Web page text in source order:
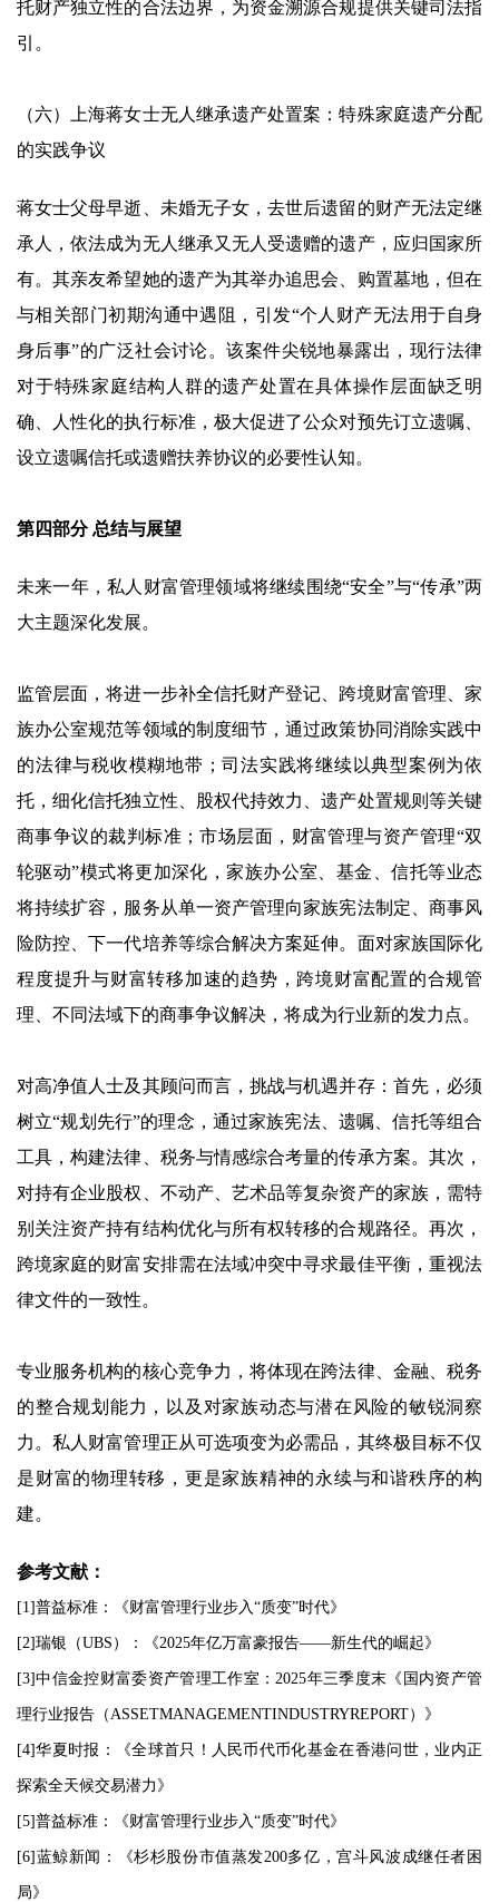
托财产独立性的合法边界，为资金溯源合规提供关键司法指
引。
（六）上海蒋女士无人继承遗产处置案：特殊家庭遗产分配
的实践争议
蒋女士父母早逝、未婚无子女，去世后遗留的财产无法定继
承人，依法成为无人继承又无人受遗赠的遗产，应归国家所
有。其亲友希望她的遗产为其举办追思会、购置墓地，但在
与相关部门初期沟通中遇阻，引发“个人财产无法用于自身
身后事”的广泛社会讨论。该案件尖锐地暴露出，现行法律
对于特殊家庭结构人群的遗产处置在具体操作层面缺乏明
确、人性化的执行标准，极大促进了公众对预先订立遗嘱、
设立遗嘱信托或遗赠扶养协议的必要性认知。
第四部分 总结与展望
未来一年，私人财富管理领域将继续围绕“安全”与“传承”两
大主题深化发展。
监管层面，将进一步补全信托财产登记、跨境财富管理、家
族办公室规范等领域的制度细节，通过政策协同消除实践中
的法律与税收模糊地带；司法实践将继续以典型案例为依
托，细化信托独立性、股权代持效力、遗产处置规则等关键
商事争议的裁判标准；市场层面，财富管理与资产管理“双
轮驱动”模式将更加深化，家族办公室、基金、信托等业态
将持续扩容，服务从单一资产管理向家族宪法制定、商事风
险防控、下一代培养等综合解决方案延伸。面对家族国际化
程度提升与财富转移加速的趋势，跨境财富配置的合规管
理、不同法域下的商事争议解决，将成为行业新的发力点。
对高净值人士及其顾问而言，挑战与机遇并存：首先，必须
树立“规划先行”的理念，通过家族宪法、遗嘱、信托等组合
工具，构建法律、税务与情感综合考量的传承方案。其次，
对持有企业股权、不动产、艺术品等复杂资产的家族，需特
别关注资产持有结构优化与所有权转移的合规路径。再次，
跨境家庭的财富安排需在法域冲突中寻求最佳平衡，重视法
律文件的一致性。
专业服务机构的核心竞争力，将体现在跨法律、金融、税务
的整合规划能力，以及对家族动态与潜在风险的敏锐洞察
力。私人财富管理正从可选项变为必需品，其终极目标不仅
是财富的物理转移，更是家族精神的永续与和谐秩序的构
建。
参考文献：
[1]普益标准：《财富管理行业步入“质变”时代》
[2]瑞银（UBS）：《2025年亿万富豪报告——新生代的崛起》
[3]中信金控财富委资产管理工作室：2025年三季度末《国内资产管
理行业报告（ASSETMANAGEMENTINDUSTRYREPORT）》
[4]华夏时报：《全球首只！人民币代币化基金在香港问世，业内正
探索全天候交易潜力》
[5]普益标准：《财富管理行业步入“质变”时代》
[6]蓝鲸新闻：《杉杉股份市值蒸发200多亿，宫斗风波成继任者困
局》